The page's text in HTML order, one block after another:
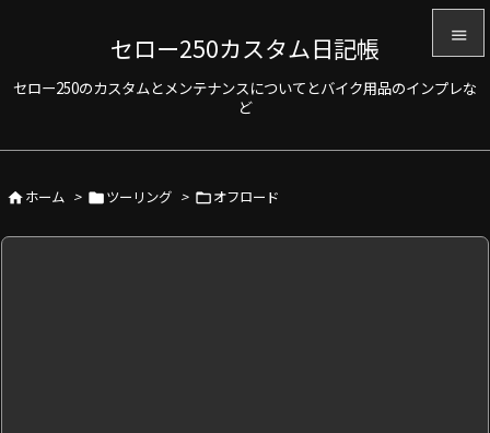
セロー250カスタム日記帳
セロー250のカスタムとメンテナンスについてとバイク用品のインプレな
ど


ホーム > ツーリング > オフロード